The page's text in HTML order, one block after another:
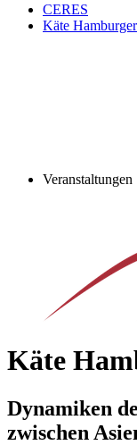
CERES
Käte
Veranstaltungen
Käte
Dynamiken
zwischen